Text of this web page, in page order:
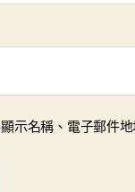
示名稱、電子郵件